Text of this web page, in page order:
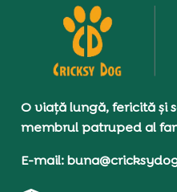
O viață lungă, fericită și
membrul patruped al
E-mail: